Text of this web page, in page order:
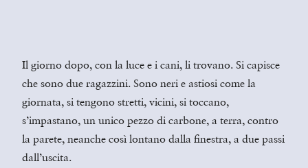
Il giorno dopo, con la luce e i cani, li trovano. Si capisce
che sono due ragazzini. Sono neri e astiosi come la
giornata, si tengono stretti, vicini, si toccano,
s’impastano, un unico pezzo di carbone, a terra, contro
la parete, neanche così lontano dalla finestra, a due passi
dall’uscita.